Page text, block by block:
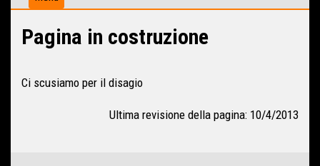
Pagina in costruzione
Ci scusiamo per il disagio
Ultima revisione della pagina: 10/4/2013